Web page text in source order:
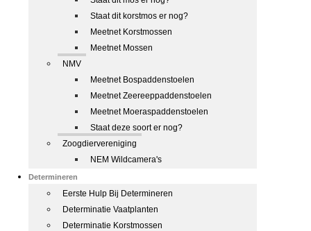
Staat dit korstmos er nog?
Meetnet Korstmossen
Meetnet Mossen
NMV
Meetnet Bospaddenstoelen
Meetnet Zeereeppaddenstoelen
Meetnet Moeraspaddenstoelen
Staat deze soort er nog?
Zoogdiervereniging
NEM Wildcamera's
Determineren
Eerste Hulp Bij Determineren
Determinatie Vaatplanten
Determinatie Korstmossen